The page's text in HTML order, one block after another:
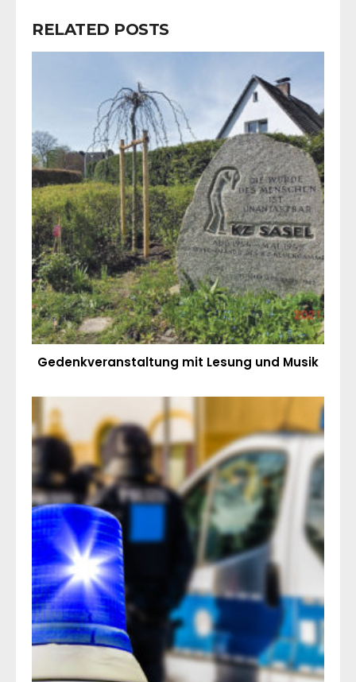
RELATED POSTS
Gedenkveranstaltung mit Lesung und Musik